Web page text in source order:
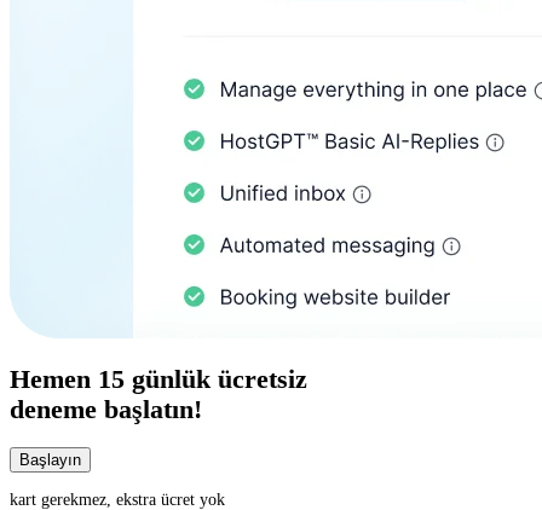
Hemen 15 günlük ücretsiz
deneme başlatın!
Başlayın
kart gerekmez, ekstra ücret yok